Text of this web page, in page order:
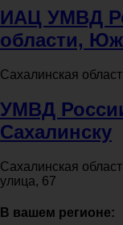
ИАЦ УМВД
области,
Сахалинская
УМВД
Сахалинску
Сахалинская
улица, 67
В вашем регионе: